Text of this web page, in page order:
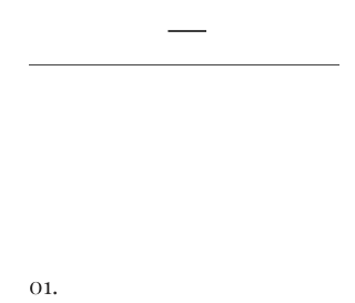
01.